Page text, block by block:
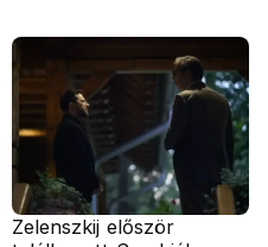
Zelenszkij először